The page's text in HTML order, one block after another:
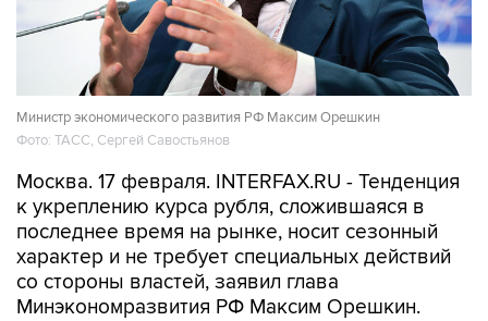
Министр экономического развития РФ Максим Орешкин
Фото: ТАСС, Сергей Савостьянов
Москва. 17 февраля. INTERFAX.RU - Тенденция
к укреплению курса рубля, сложившаяся в
последнее время на рынке, носит сезонный
характер и не требует специальных действий
со стороны властей, заявил глава
Минэкономразвития РФ Максим Орешкин.